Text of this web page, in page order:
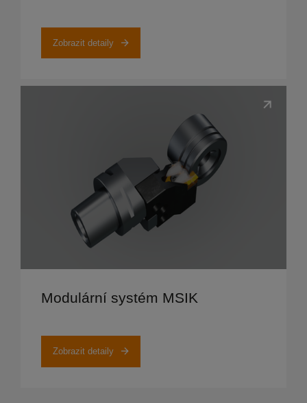
Zobrazit detaily
Modulární systém MSIK
Zobrazit detaily